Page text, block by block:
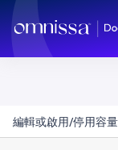
編輯或啟用/停用容